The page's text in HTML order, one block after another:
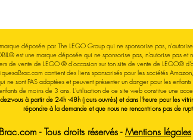
déposée par The LEGO Group qui ne sponsorise pas,
est une marque déposée qui ne sponsorise pas, n'autorise pas
de vente de LEGO® d'occasion sur ton site de vente de LEGO®
contient des liens sponsorisés pour les sociétés
sont PAS adaptées et peuvent présenter un danger pour les
de moins de 3 ans. L'utilisation de ce site web constitue une
vous à partir de 24h -48h (jours ouvrés) et dans l'heure pour les
répondre à la demande et que nous ne rencontrions pas de
- Tous droits réservés -Mentions légales